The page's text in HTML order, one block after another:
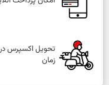
تحویل اکسپرس
زمان